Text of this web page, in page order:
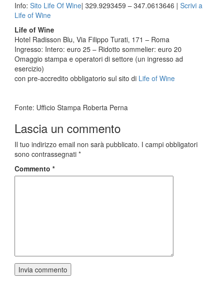
Info: Sito Life Of Wine| 329.9293459 – 347.0613646 | Scrivi a
Life of Wine
Life of Wine
Hotel Radisson Blu, Via Filippo Turati, 171 – Roma
Ingresso: Intero: euro 25 – Ridotto sommelier: euro 20
Omaggio stampa e operatori di settore (un ingresso ad
esercizio)
con pre-accredito obbligatorio sul sito di Life of Wine
Fonte: Ufficio Stampa Roberta Perna
Lascia un commento
Il tuo indirizzo email non sarà pubblicato. I campi obbligatori
sono contrassegnati *
Commento *